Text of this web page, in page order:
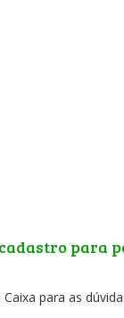
para
para as